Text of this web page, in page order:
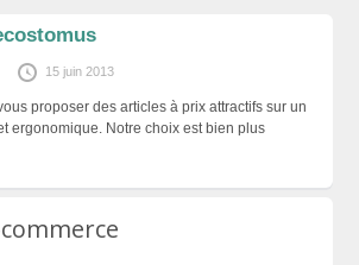
15 juin 2013
proposer des articles à prix attractifs sur un
ergonomique. Notre choix est bien plus